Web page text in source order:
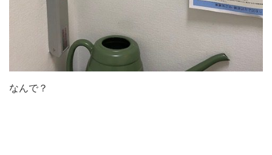
なんで？